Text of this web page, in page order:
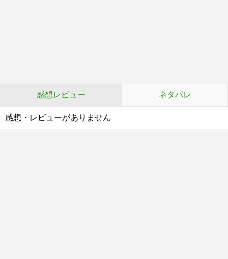
感想レビュー ネタバレ
感想・レビューがありません